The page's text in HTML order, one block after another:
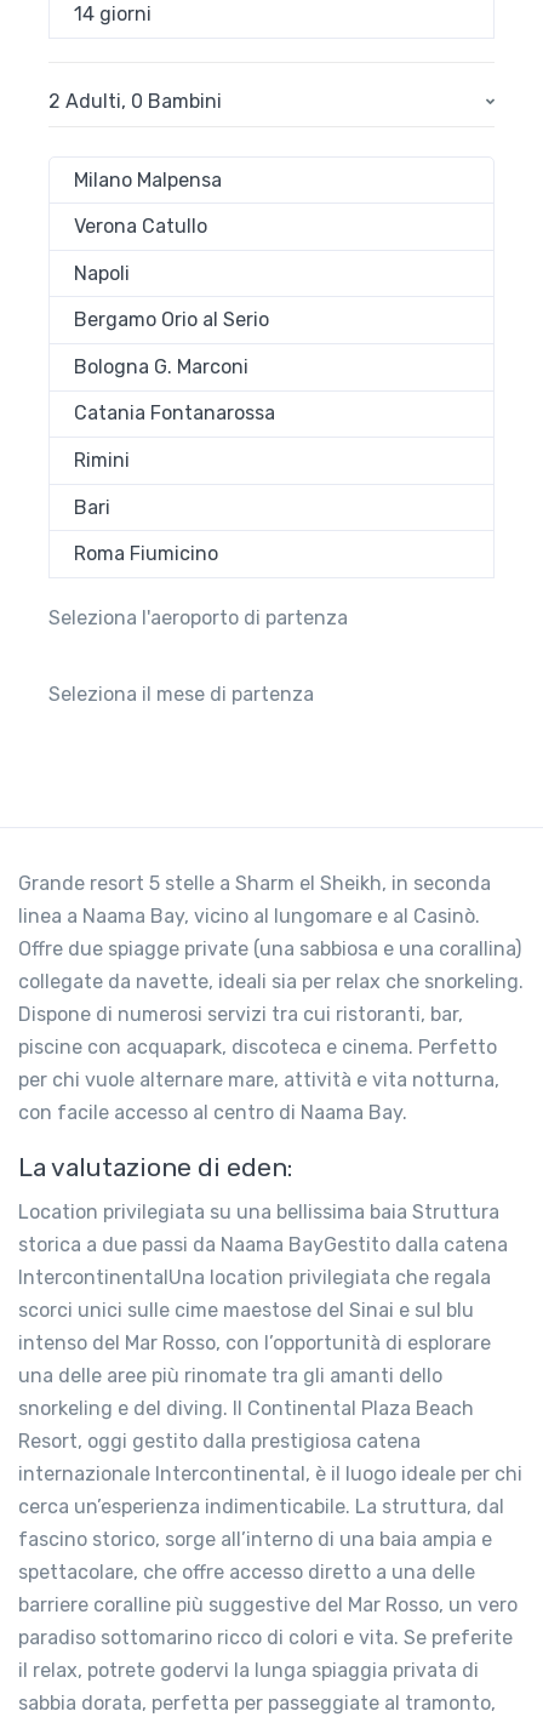
14 giorni
2 Adulti, 0 Bambini
Milano Malpensa
Verona Catullo
Napoli
Bergamo Orio al Serio
Bologna G. Marconi
Catania Fontanarossa
Rimini
Bari
Roma Fiumicino
Seleziona l'aeroporto di partenza
Seleziona il mese di partenza
Grande resort 5 stelle a Sharm el Sheikh, in seconda
linea a Naama Bay, vicino al lungomare e al Casinò.
Offre due spiagge private (una sabbiosa e una corallina)
collegate da navette, ideali sia per relax che snorkeling.
Dispone di numerosi servizi tra cui ristoranti, bar,
piscine con acquapark, discoteca e cinema. Perfetto
per chi vuole alternare mare, attività e vita notturna,
con facile accesso al centro di Naama Bay.
La valutazione di eden:
Location privilegiata su una bellissima baia Struttura
storica a due passi da Naama BayGestito dalla catena
IntercontinentalUna location privilegiata che regala
scorci unici sulle cime maestose del Sinai e sul blu
intenso del Mar Rosso, con l’opportunità di esplorare
una delle aree più rinomate tra gli amanti dello
snorkeling e del diving. Il Continental Plaza Beach
Resort, oggi gestito dalla prestigiosa catena
internazionale Intercontinental, è il luogo ideale per chi
cerca un’esperienza indimenticabile. La struttura, dal
fascino storico, sorge all’interno di una baia ampia e
spettacolare, che offre accesso diretto a una delle
barriere coralline più suggestive del Mar Rosso, un vero
paradiso sottomarino ricco di colori e vita. Se preferite
il relax, potrete godervi la lunga spiaggia privata di
sabbia dorata, perfetta per passeggiate al tramonto,